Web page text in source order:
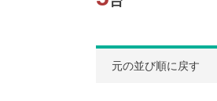
元の並び順に戻す